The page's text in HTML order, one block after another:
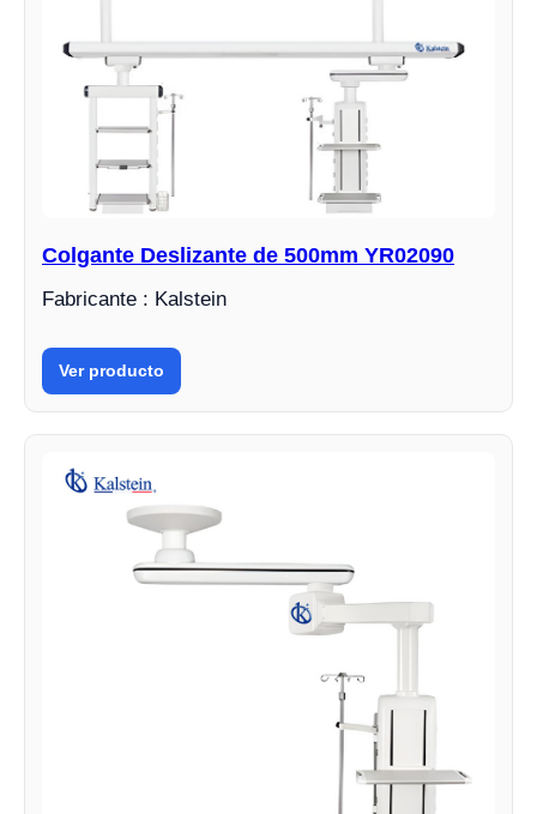
Colgante Deslizante de 500mm YR02090
Fabricante : Kalstein
Ver producto